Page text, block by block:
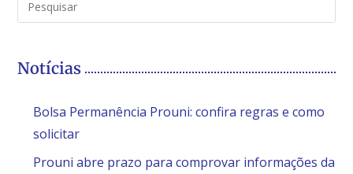
Notícias
Bolsa Permanência Prouni: confira regras e como
solicitar
Prouni abre prazo para comprovar informações da